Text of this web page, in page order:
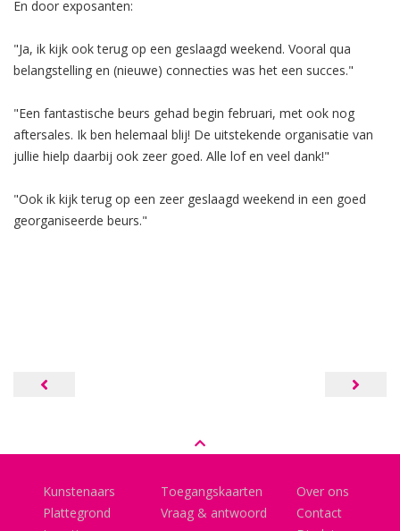
En door exposanten:
"Ja, ik kijk ook terug op een geslaagd weekend. Vooral qua
belangstelling en (nieuwe) connecties was het een succes."
"Een fantastische beurs gehad begin februari, met ook nog
aftersales. Ik ben helemaal blij! De uitstekende organisatie van
jullie hielp daarbij ook zeer goed. Alle lof en veel dank!"
"Ook ik kijk terug op een zeer geslaagd weekend in een goed
georganiseerde beurs."
Bericht
Kunstenaars
Plattegrond
Toegangskaarten
Vraag & antwoord
Over ons
Contact